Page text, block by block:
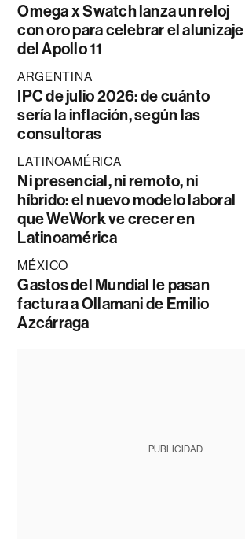
Omega x Swatch lanza un reloj
con oro para celebrar el alunizaje
del Apollo 11
ARGENTINA
IPC de julio 2026: de cuánto
sería la inflación, según las
consultoras
LATINOAMÉRICA
Ni presencial, ni remoto, ni
híbrido: el nuevo modelo laboral
que WeWork ve crecer en
Latinoamérica
MÉXICO
Gastos del Mundial le pasan
factura a Ollamani de Emilio
Azcárraga
PUBLICIDAD